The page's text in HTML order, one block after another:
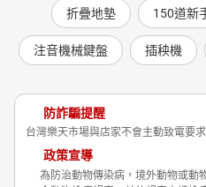
折疊地墊 150道新
注音機械鍵盤 插秧機
防詐騙提醒
台灣樂天市場與店家不會主動致電要
政策宣導
為防治動物傳染病，境外動物或動